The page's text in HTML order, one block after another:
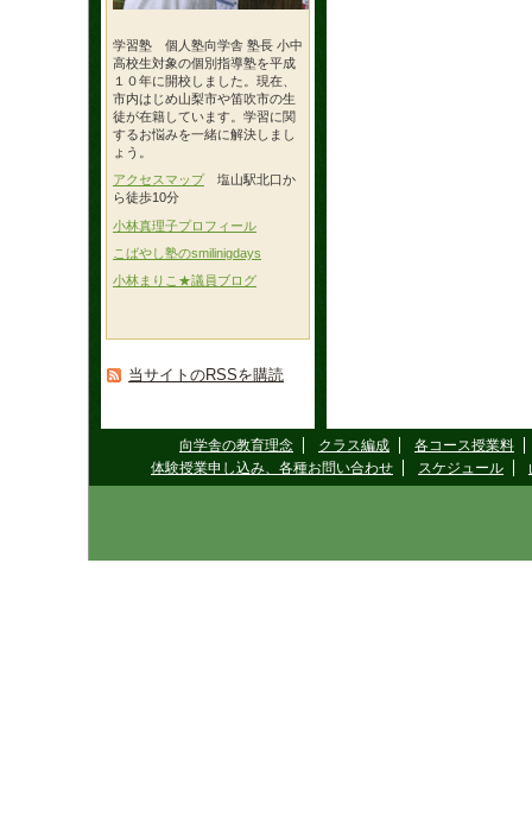
学習塾 個人塾向学舎 塾長 小中
高校生対象の個別指導塾を平成
１０年に開校しました。現在、
市内はじめ山梨市や笛吹市の生
徒が在籍しています。学習に関
するお悩みを一緒に解決しまし
ょう。
アクセスマップ 塩山駅北口か
ら徒歩10分
小林真理子プロフィール
こばやし塾のsmilinigdays
小林まりこ★議員ブログ
当サイトのRSSを購読
向学舎の教育理念 クラス編成
各コース授業料
体験授業申し込み、各種お問い合わせ
スケジュール